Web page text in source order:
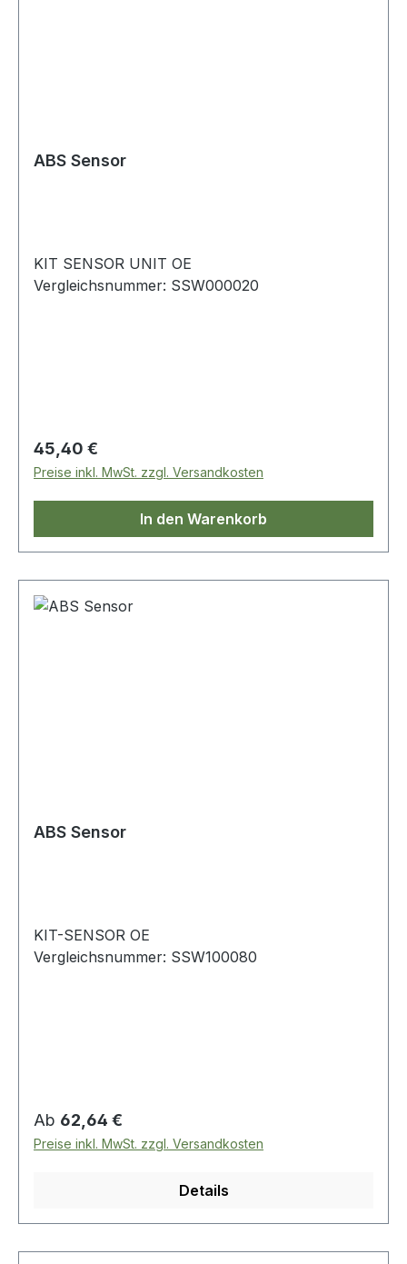
ABS Sensor
KIT SENSOR UNIT OE
Vergleichsnummer: SSW000020
Regulärer Preis:
45,40 €
Preise inkl. MwSt. zzgl. Versandkosten
In den Warenkorb
ABS Sensor
KIT-SENSOR OE
Vergleichsnummer: SSW100080
Regulärer Preis:
Ab 62,64 €
Preise inkl. MwSt. zzgl. Versandkosten
Details